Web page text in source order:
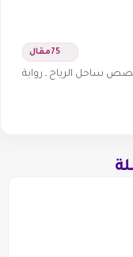
75مقال
قصص ساحل الرياح ـ رواية